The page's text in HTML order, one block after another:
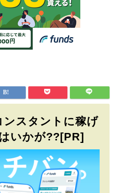
ンスタントに稼げ
いかが??[PR]